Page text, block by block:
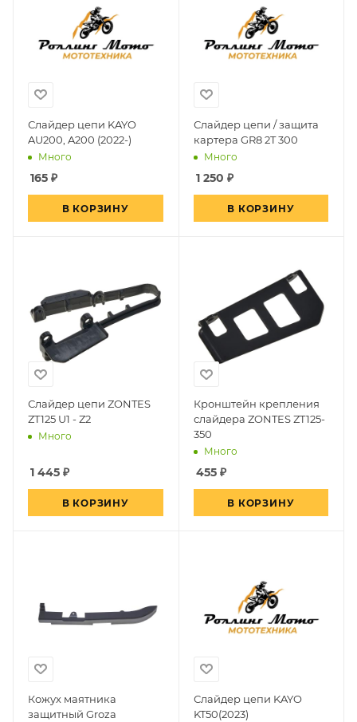
Слайдер цепи KAYO
AU200, A200 (2022-)
Много
165 ₽
В КОРЗИНУ
Слайдер цепи / защита
картера GR8 2T 300
Много
1 250 ₽
В КОРЗИНУ
Слайдер цепи ZONTES
ZT125 U1 - Z2
Много
1 445 ₽
В КОРЗИНУ
Кронштейн крепления
слайдера ZONTES ZT125-
350
Много
455₽
В КОРЗИНУ
Кожух маятника
защитный Groza
Слайдер цепи KAYO
KT50(2023)